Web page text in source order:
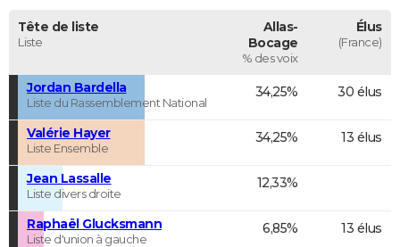
Tête de liste
Liste
Allas-
Bocage
% des voix
Élus
(France)
Jordan Bardella
Liste du Rassemblement National
34,25% 30 élus
Valérie Hayer
Liste Ensemble
34,25% 13 élus
Jean Lassalle
Liste divers droite
12,33%
Raphaël Glucksmann
Liste d'union à gauche
6,85% 13 élus